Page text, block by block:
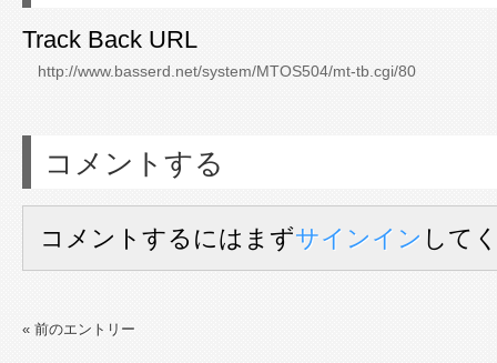
Track Back URL
コメントする
コメントするにはまずサインイン して
« 前のエントリー